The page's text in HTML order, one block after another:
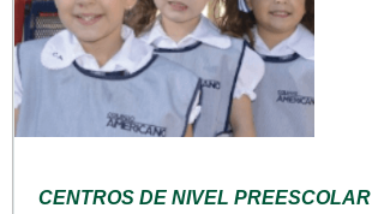
CENTROS DE NIVEL PREESCOLAR